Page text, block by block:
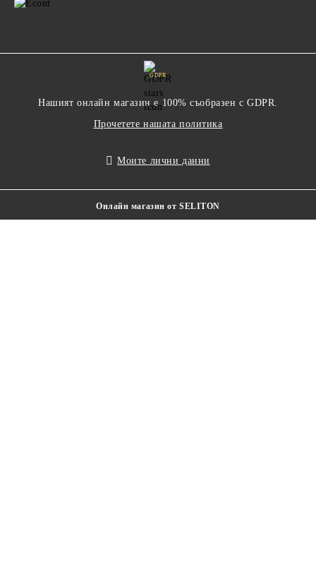
GDPR
Нашият онлайн магазин е 100% съобразен с GDPR.
Прочетете нашата политика
Моите лични данни
Онлайн магазин от SELITON